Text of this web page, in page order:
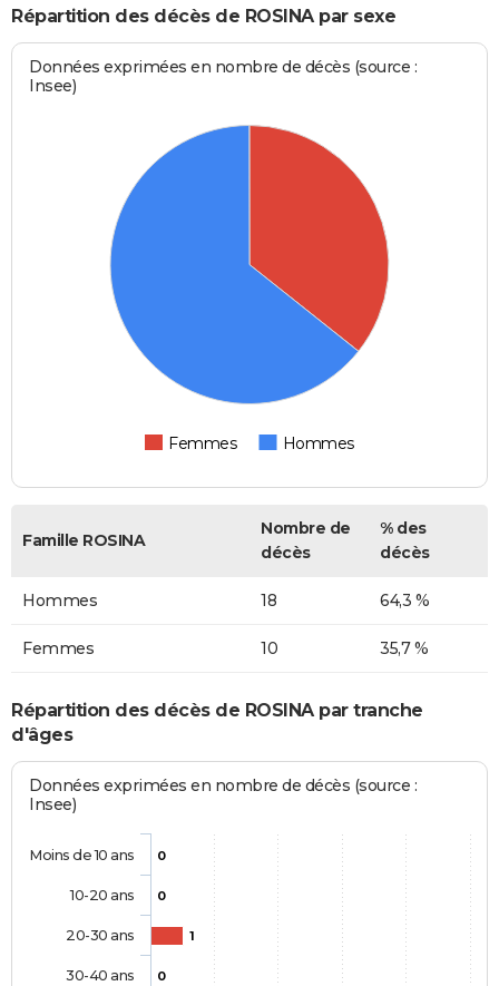
Répartition des décès de ROSINA par sexe
Données exprimées en nombre de décès (source :
Insee)
Femmes Hommes
Famille ROSINA
Nombre de
décès
% des
décès
Hommes 18 64,3 %
Femmes 10 35,7 %
Répartition des décès de ROSINA par tranche
d'âges
Données exprimées en nombre de décès (source :
Insee)
0
0
1
0
Moins de 10 ans
10-20 ans
20-30 ans
30-40 ans